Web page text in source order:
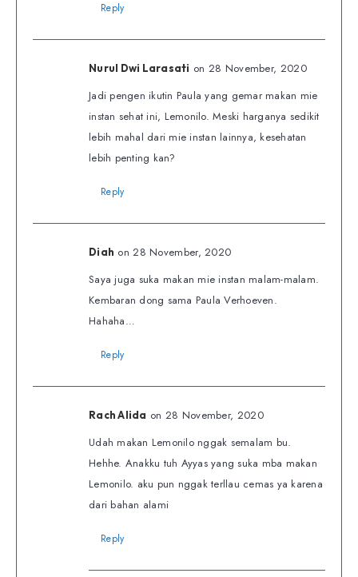
Reply
Nurul Dwi Larasati on 28 November, 2020
Jadi pengen ikutin Paula yang gemar makan mie
instan sehat ini, Lemonilo. Meski harganya sedikit
lebih mahal dari mie instan lainnya, kesehatan
lebih penting kan?
Reply
Diah on 28 November, 2020
Saya juga suka makan mie instan malam-malam.
Kembaran dong sama Paula Verhoeven.
Hahaha…
Reply
Rach Alida on 28 November, 2020
Udah makan Lemonilo nggak semalam bu.
Hehhe. Anakku tuh Ayyas yang suka mba makan
Lemonilo. aku pun nggak terllau cemas ya karena
dari bahan alami
Reply